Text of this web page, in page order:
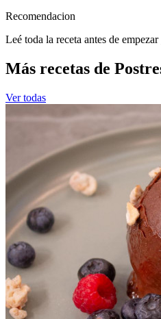
Recomendacion
Leé toda la receta antes de
Más recetas de
Ver todas